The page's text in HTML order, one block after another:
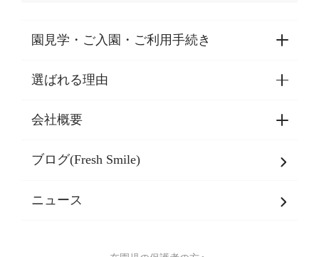
園見学・ご入園・ご利用手続き
園見学・ご入園・ご利用手続き
東京都認証保育所空き状況
選ばれる理由
選ばれる理由一覧
乳児期・幼児期・
バイリンガル保育園
会社概要
会社概要
ブログ(Fresh Smile)
ニュース